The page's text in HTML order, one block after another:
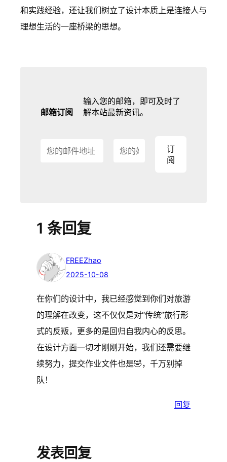
和实践经验，还让我们树立了设计本质上是连接人与
理想生活的一座桥梁的思想。
邮箱订阅
输入您的邮箱，即可及时了
解本站最新资讯。
1 条回复
FREEZhao
2025-10-08
在你们的设计中，我已经感觉到你们对旅游
的理解在改变，这不仅仅是对“传统”旅行形
式的反叛，更多的是回归自我内心的反思。
在设计方面一切才刚刚开始，我们还需要继
续努力，提交作业文件也是🤣，千万别掉
队！
回复
发表回复